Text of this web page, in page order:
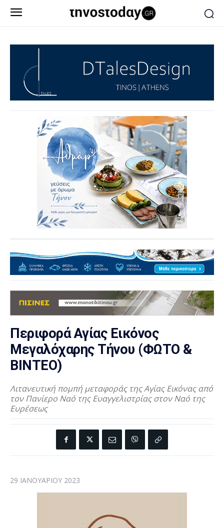
Περιφορά Αγίας Εικόνος
Μεγαλόχαρης Τήνου (ΦΩΤΟ &
ΒΙΝΤΕΟ)
Λιτανευτική πομπή μεταφοράς της Αγίας Εικόνας από
τον Πανίερο Ναό της Ευαγγελιστρίας στον Ναό της
Ευρέσεως
29 ΙΑΝΟΥΑΡΊΟΥ 2023